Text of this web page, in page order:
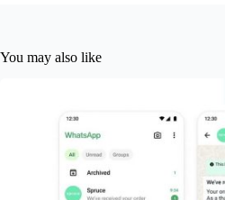
You may also like